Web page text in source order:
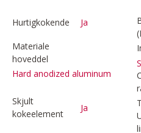
Hurtigkokende Ja
Materiale
hoveddel
Hard anodized aluminum
Skjult
kokeelement
Ja